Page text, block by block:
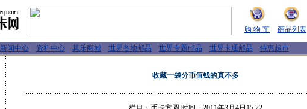
购 物 车 商品列表
新闻中心 资料中心 其乐商城 世界各地邮品 世界专题邮品 世界卡通邮品 特惠超市
收藏一袋分币值钱的真不多